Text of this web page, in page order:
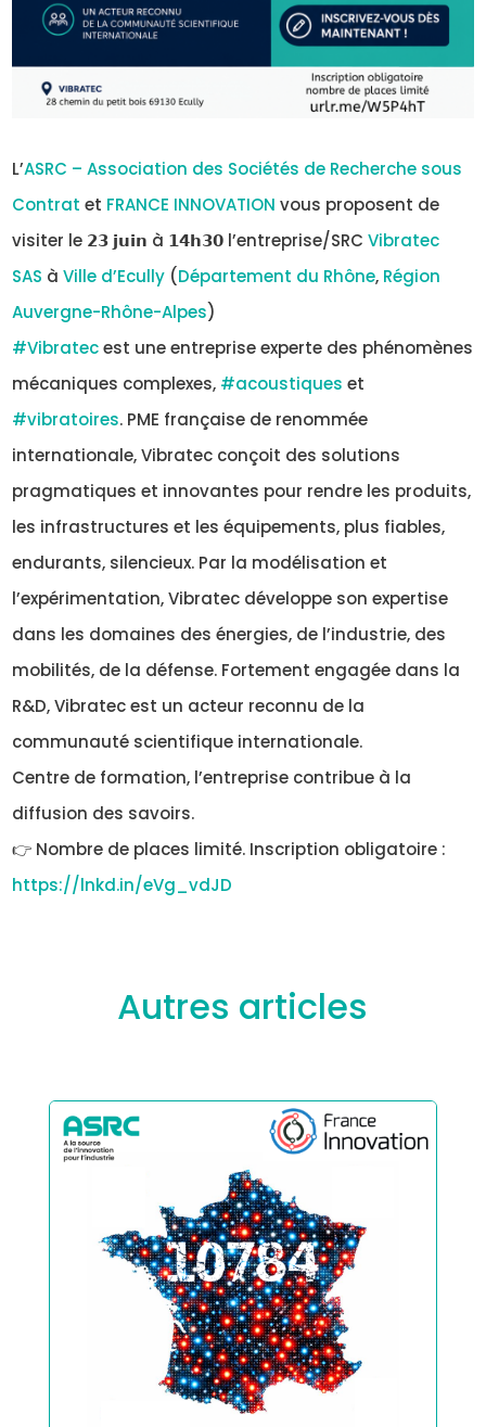
L’ASRC – Association des Sociétés de Recherche sous
Contrat et FRANCE INNOVATION vous proposent de
visiter le 𝟮𝟯 𝗷𝘂𝗶𝗻 à 𝟭𝟰𝗵𝟯𝟬 l’entreprise/SRCVibratec
SAS àVille d’Ecully (Département du Rhône, Région
Auvergne-Rhône-Alpes)
#Vibratecest une entreprise experte des phénomènes
mécaniques complexes, #acoustiques et
#vibratoires. PME française de renommée
internationale, Vibratec conçoit des solutions
pragmatiques et innovantes pour rendre les produits,
les infrastructures et les équipements, plus fiables,
endurants, silencieux. Par la modélisation et
l’expérimentation, Vibratec développe son expertise
dans les domaines des énergies, de l’industrie, des
mobilités, de la défense. Fortement engagée dans la
R&D, Vibratec est un acteur reconnu de la
communauté scientifique internationale.
Centre de formation, l’entreprise contribue à la
diffusion des savoirs.
👉 Nombre de places limité. Inscription obligatoire :
https://lnkd.in/eVg_vdJD
Autres articles